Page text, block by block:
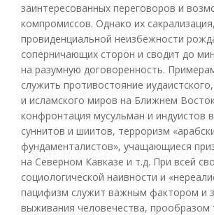
заинтересованных переговоров и
компромиссов. Однако их
провиденциальной неизбежности
соперничающих сторон и сводит до
на разумную договоренность.
служить противостояние
и исламского миров на Ближнем
конфронтация мусульман и индуистов
суннитов и шиитов, терроризм
фундаменталистов», учащающиеся
на Северном Кавказе и т.д. При всей
социологической наивности и
пацифизм служит важным фактором и
выживания человечества, прообразом